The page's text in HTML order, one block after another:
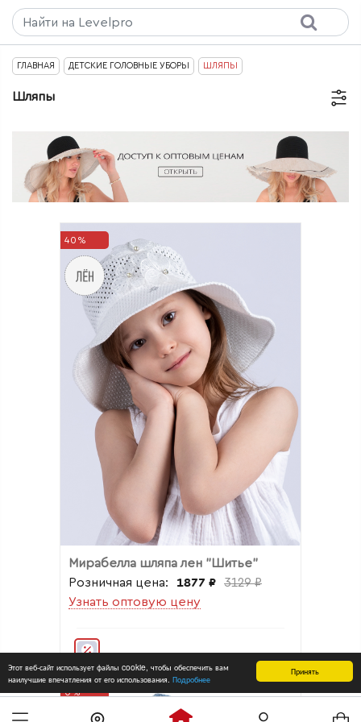
Принять
Этот веб-сайт использует файлы cookie, чтобы обеспечить вам
наилучшие впечатления от его использования. Подробнее
ГЛАВНАЯ ДЕТСКИЕ ГОЛОВНЫЕ УБОРЫ ШЛЯПЫ
Шляпы
40%
Мирабелла шляпа лен "Шитье"
Розничная цена:
1877 ₽
3129 ₽
Узнать оптовую цену
0%